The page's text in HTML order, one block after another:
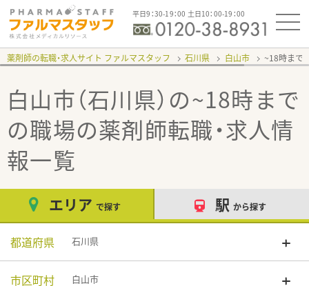
平日9：30-19：00 土日10：00-19：00
薬剤師の転職・求人サイト ファルマスタッフ 石川県 白山市 ~18時まで
白山市（石川県）の~18時まで
の職場の薬剤師転職・求人情
報一覧
エリア で探す 駅 から探す
都道府県 石川県
市区町村 白山市